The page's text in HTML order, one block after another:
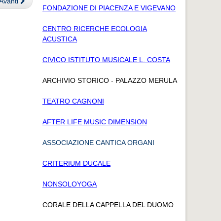
FONDAZIONE DI PIACENZA E VIGEVANO
CENTRO RICERCHE ECOLOGIA
ACUSTICA
CIVICO ISTITUTO MUSICALE L. COSTA
ARCHIVIO STORICO - PALAZZO MERULA
TEATRO CAGNONI
AFTER LIFE MUSIC DIMENSION
ASSOCIAZIONE CANTICA ORGANI
CRITERIUM DUCALE
NONSOLOYOGA
CORALE DELLA CAPPELLA DEL DUOMO